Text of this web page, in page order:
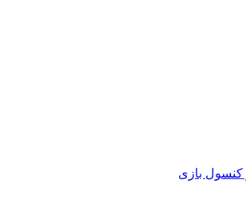
کنسول بازی